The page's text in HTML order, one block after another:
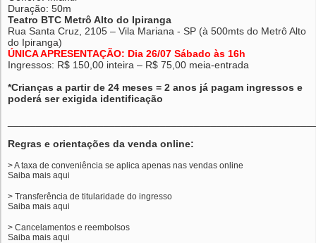
Duração: 50m
Teatro BTC Metrô Alto do Ipiranga
Rua Santa Cruz, 2105 – Vila Mariana - SP (à 500mts do Metrô Alto
do Ipiranga)
ÚNICA APRESENTAÇÃO: Dia 26/07 Sábado às 16h
Ingressos: R$ 150,00 inteira – R$ 75,00 meia-entrada
*Crianças a partir de 24 meses = 2 anos já pagam ingressos e
poderá ser exigida identificação
Regras e orientações da venda online:
> A taxa de conveniência se aplica apenas nas vendas online
Saiba mais aqui
> Transferência de titularidade do ingresso
Saiba mais aqui
> Cancelamentos e reembolsos
Saiba mais aqui